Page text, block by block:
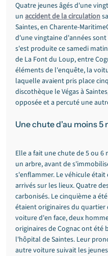
Quatre jeunes âgés d'une
un accident de la circulation
Saintes, en Charente-
d'une vingtaine d'années
s'est produite ce samedi
de La Font du Loup, entre
éléments de l'enquête, la
laquelle avaient pris place
discothèque le Végas à
opposée et a percuté une
Une chute d'au moins 5
Elle a fait une chute de 5 ou
un arbre, avant de
s'enflammer. Le véhicule
arrivés sur les lieux. Quatre
carbonisés. Le cinquième a
étaient originaires du quartier
voiture d'en face, deux
originaires de Cognac ont été
l'hôpital de Saintes. Leur
autre voiture suivait les